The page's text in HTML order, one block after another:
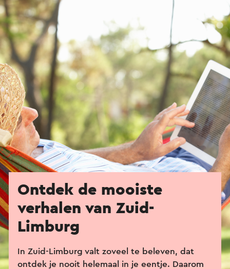
Ontdek de mooiste
verhalen van Zuid-
Limburg
In Zuid-Limburg valt zoveel te beleven, dat
ontdek je nooit helemaal in je eentje. Daarom